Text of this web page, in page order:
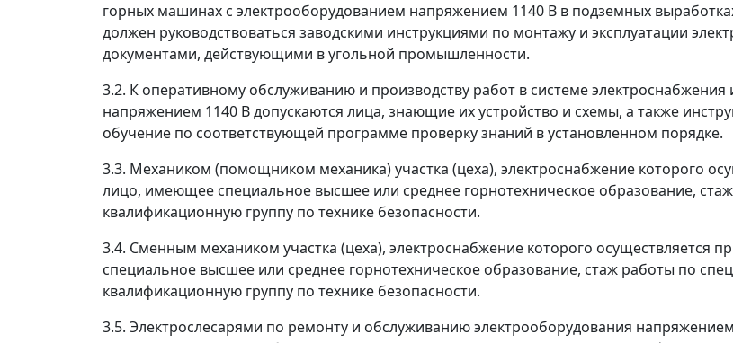
горных машинах с электрооборудованием напряжением 1140 В в подземных
должен руководствоваться заводскими инструкциями по монтажу и эксплуатации
документами, действующими в угольной промышленности.
3.2. К оперативному обслуживанию и производству работ в системе
напряжением 1140 В допускаются лица, знающие их устройство и схемы, а также
обучение по соответствующей программе проверку знаний в установленном порядке.
3.3. Механиком (помощником механика) участка (цеха), электроснабжение которого
лицо, имеющее специальное высшее или среднее горнотехническое образование,
квалификационную группу по технике безопасности.
3.4. Сменным механиком участка (цеха), электроснабжение которого
специальное высшее или среднее горнотехническое образование, стаж работы по
квалификационную группу по технике безопасности.
3.5. Электрослесарями по ремонту и обслуживанию электрооборудования